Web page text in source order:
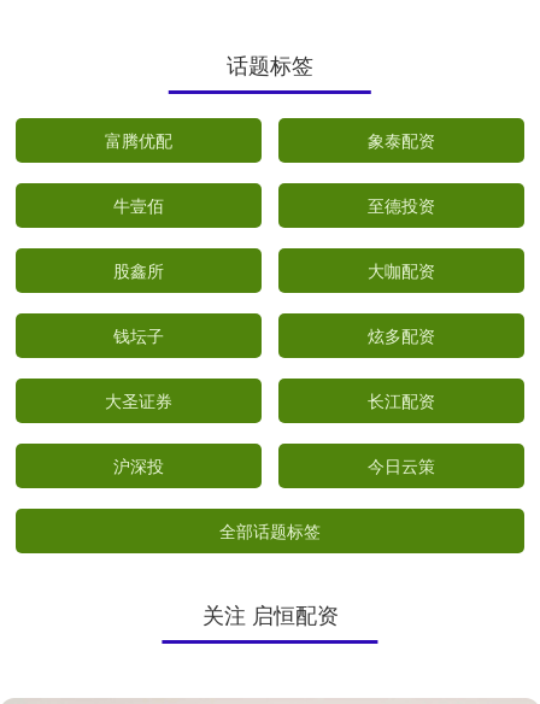
话题标签
富腾优配 象泰配资
牛壹佰 至德投资
股鑫所 大咖配资
钱坛子 炫多配资
大圣证券 长江配资
沪深投 今日云策
全部话题标签
关注 启恒配资